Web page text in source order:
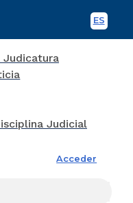
ES
Acceder